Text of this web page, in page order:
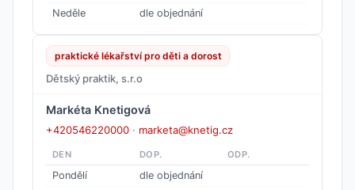
Neděle
dle objednání
praktické lékařství pro děti a dorost
Dětský praktik, s.r.o
Markéta Knetigová
+420546220000 · marketa@knetig.cz
DEN DOP. ODP.
Pondělí
dle objednání